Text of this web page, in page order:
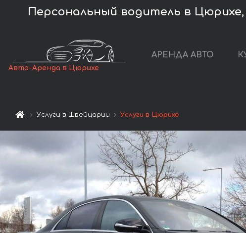
Персональный водитель в
Авто-Аренда в Цюрихе
АРЕНДА АВТО
Услуги в Швейцарии Услуги в Цюрихе